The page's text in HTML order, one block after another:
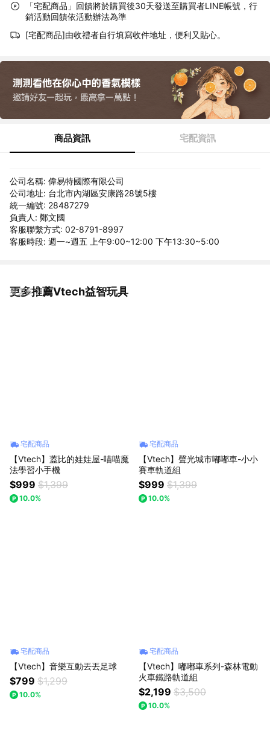
「宅配商品」回饋將於購買後30天發送至購買者LINE帳號，行
銷活動回饋依活動辦法為準
[宅配商品]由收禮者自行填寫收件地址，便利又貼心。
商品資訊 宅配資訊
公司名稱: 偉易特國際有限公司
公司地址: 台北市內湖區安康路28號5樓
統一編號: 28487279
負責人: 鄭文國
客服聯繫方式: 02-8791-8997
客服時段: 週一~週五 上午9:00~12:00 下午13:30~5:00
更多推薦Vtech益智玩具
看更多
宅配商品
【Vtech】蓋比的娃娃屋-喵喵魔
法學習小手機
$999 $1,399
10.0%
宅配商品
【Vtech】聲光城市嘟嘟車-小小
賽車軌道組
$999 $1,399
10.0%
宅配商品
【Vtech】音樂互動丟丟足球
$799 $1,299
10.0%
宅配商品
【Vtech】嘟嘟車系列-森林電動
火車鐵路軌道組
$2,199 $3,500
10.0%